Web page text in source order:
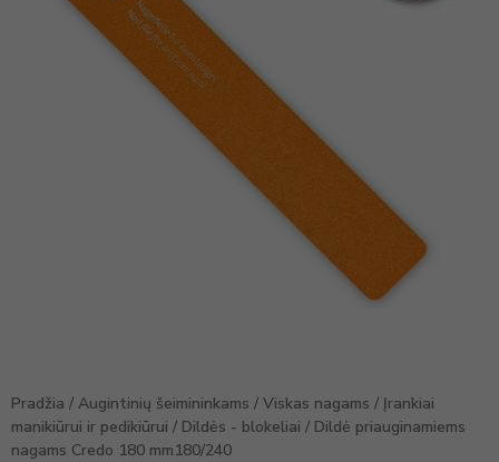
Pradžia / Augintinių šeimininkams / Viskas nagams / Įrankiai
manikiūrui ir pedikiūrui / Dildės - blokeliai / Dildė priauginamiems
nagams Credo 180 mm180/240